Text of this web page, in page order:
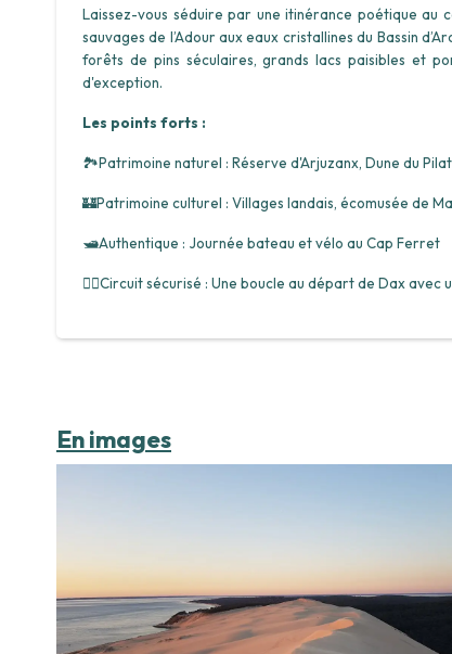
Laissez-vous séduire par une itinérance poétique au
sauvages de l’Adour aux eaux cristallines du Bassin
forêts de pins séculaires, grands lacs paisibles et
d'exception.
Les points forts :
🏞️Patrimoine naturel : Réserve d'Arjuzanx, Dune du
🏰Patrimoine culturel : Villages landais, écomusée de
🛥️Authentique : Journée bateau et vélo au Cap Ferret
🚵‍♂️Circuit sécurisé : Une boucle au départ de Dax
En images